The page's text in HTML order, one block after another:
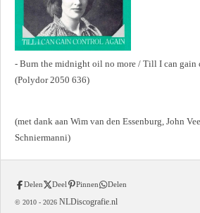
- Burn the midnight oil no more / Till I can gain
(Polydor 2050 636)
(met dank aan Wim van den Essenburg, John
Schniermanni)
Delen Deel Pinnen Delen
© 2010 - 2026 NLDiscografie.nl